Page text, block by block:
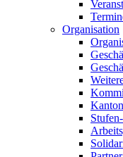
Organisation